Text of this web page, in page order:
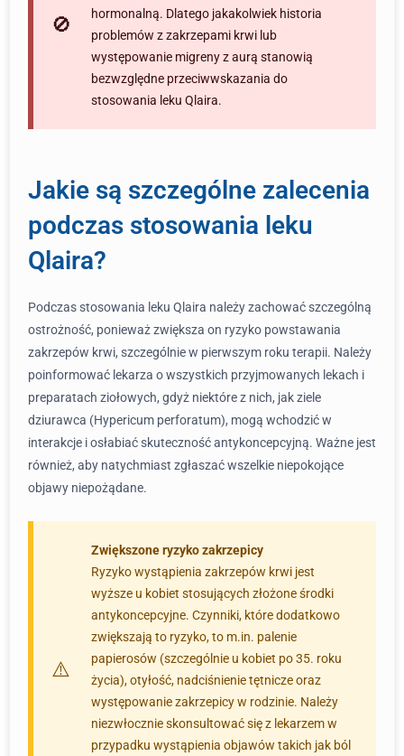
hormonalną. Dlatego jakakolwiek historia
problemów z zakrzepami krwi lub
występowanie migreny z aurą stanowią
bezwzględne przeciwwskazania do
stosowania leku Qlaira.
Jakie są szczególne zalecenia
podczas stosowania leku
Qlaira?
Podczas stosowania leku Qlaira należy zachować szczególną
ostrożność, ponieważ zwiększa on ryzyko powstawania
zakrzepów krwi, szczególnie w pierwszym roku terapii. Należy
poinformować lekarza o wszystkich przyjmowanych lekach i
preparatach ziołowych, gdyż niektóre z nich, jak ziele
dziurawca (Hypericum perforatum), mogą wchodzić w
interakcje i osłabiać skuteczność antykoncepcyjną. Ważne jest
również, aby natychmiast zgłaszać wszelkie niepokojące
objawy niepożądane.
Zwiększone ryzyko zakrzepicy
Ryzyko wystąpienia zakrzepów krwi jest
wyższe u kobiet stosujących złożone środki
antykoncepcyjne. Czynniki, które dodatkowo
zwiększają to ryzyko, to m.in. palenie
papierosów (szczególnie u kobiet po 35. roku
życia), otyłość, nadciśnienie tętnicze oraz
występowanie zakrzepicy w rodzinie. Należy
niezwłocznie skonsultować się z lekarzem w
przypadku wystąpienia objawów takich jak ból